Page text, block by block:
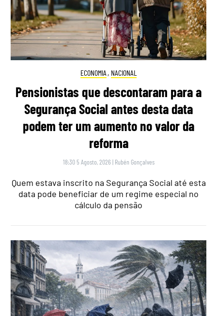
ECONOMIA , NACIONAL
Pensionistas que descontaram para a
Segurança Social antes desta data
podem ter um aumento no valor da
reforma
18:30 5 Agosto, 2026 | Rubén Gonçalves
Quem estava inscrito na Segurança Social até esta
data pode beneficiar de um regime especial no
cálculo da pensão